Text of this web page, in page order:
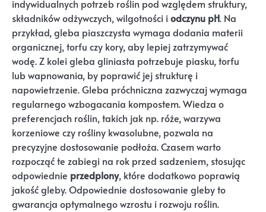
indywidualnych potrzeb roślin pod względem struktury,
składników odżywczych, wilgotności iodczynu pH. Na
przykład, gleba piaszczysta wymaga dodania materii
organicznej, torfu czy kory, aby lepiej zatrzymywać
wodę. Z kolei gleba gliniasta potrzebuje piasku, torfu
lub wapnowania, by poprawić jej strukturę i
napowietrzenie. Gleba próchniczna zazwyczaj wymaga
regularnego wzbogacania kompostem. Wiedza o
preferencjach roślin, takich jak np. róże, warzywa
korzeniowe czy rośliny kwasolubne, pozwala na
precyzyjne dostosowanie podłoża. Czasem warto
rozpocząć te zabiegi na rok przed sadzeniem, stosując
odpowiednie przedplony, które dodatkowo poprawią
jakość gleby. Odpowiednie dostosowanie gleby to
gwarancja optymalnego wzrostu i rozwoju roślin.